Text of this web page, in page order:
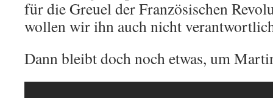
für die Greuel der Französischen
wollen wir ihn auch nicht
Dann bleibt doch noch etwas, um